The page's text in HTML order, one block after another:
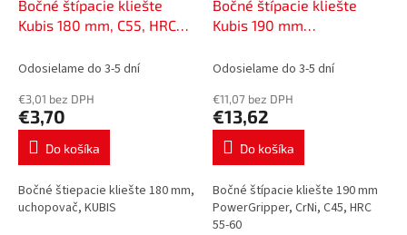
Bočné štípacie kliešte
Kubis 180 mm, C55, HRC
Odosielame do 3-5 dní
€3,01 bez DPH
€3,70
Do košíka
Bočné štiepacie kliešte 180 mm,
uchopovač, KUBIS
Bočné štípacie kliešte
Kubis 190 mm
HRC 55-60 | 02-03-5119
Odosielame do 3-5 dní
€11,07 bez DPH
€13,62
Do košíka
Bočné štípacie kliešte 190 mm
PowerGripper, CrNi, C45, HRC
55-60